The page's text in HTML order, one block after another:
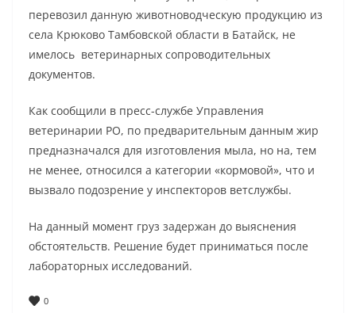
перевозил данную животноводческую продукцию из
села Крюково Тамбовской области в Батайск, не
имелось ветеринарных сопроводительных
документов.
Как сообщили в пресс-службе Управления
ветеринарии РО, по предварительным данным жир
предназначался для изготовления мыла, но на, тем
не менее, относился а категории «кормовой», что и
вызвало подозрение у инспекторов ветслужбы.
На данный момент груз задержан до выяснения
обстоятельств. Решение будет приниматься после
лабораторных исследований.
0